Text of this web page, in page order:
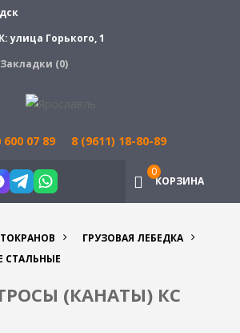
улица Горького, 1
Закладки (0)
600 07 89 8 (9611) 18-80-89
КОРЗИНА
0
ГРУЗОВАЯ ЛЕБЕДКА
СТАЛЬНЫЕ
(КАНАТЫ) КС